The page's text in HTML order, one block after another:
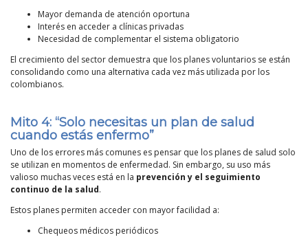
Mayor demanda de atención oportuna
Interés en acceder a clínicas privadas
Necesidad de complementar el sistema obligatorio
El crecimiento del sector demuestra que los planes voluntarios se están
consolidando como una alternativa cada vez más utilizada por los
colombianos.
Mito 4: “Solo necesitas un plan de salud
cuando estás enfermo”
Uno de los errores más comunes es pensar que los planes de salud solo
se utilizan en momentos de enfermedad. Sin embargo, su uso más
valioso muchas veces está en la prevención y el seguimiento
continuo de la salud.
Estos planes permiten acceder con mayor facilidad a:
Chequeos médicos periódicos